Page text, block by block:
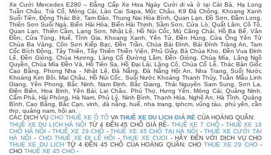
Xe Cưới Mercedes E280 – Đẳng Cấp Xe Hoa Ngày Cưới đi và ở tại Cát Bà, Hạ Long
Tuần Châu, Trà Cổ, Móng Cái, Lào Cai Sapa, Mộc Châu, K9 Đá Chông, Khoang Xanh
Suối Tiên, Động Thác Bờ, Tam Đảo, Thung Nai Hòa Bình, Quan Lạn, Đồ Sơn, Đầm Long,
Thiên Sơn Suối Ngà, Biển Hải Hòa, Biển Hải Thịnh, Sầm Sơn, Cửa Lò, Quất Lâm, Cô Tô,
Quan Lạn, Thiên Cầm, Lạng Sơn, Nhật Lệ, Hồ Núi Cốc, Mù Căng Chải, Hồ Ba Bể, Vân
Đồn, Cửa Tùng, Huế, Tĩnh Gia, Khoang Xanh, Yên Tử, Đền Hùng, Cửa Ông Yên Tử
Chùa Ba Vàng, Côn Sơn Kiếp Bạc, Đền Trần, Chùa Bái Đính, Bái Đính Tràng An, Tam
Cốc Bích Động, Tây Thiên, Tây Thiên Thiền Viện, Phủ Giầy, Bà Chúa Kho, Đền Vua Đinh
Lê, Đền Gióng, Chùa Hương, Làng Cổ Đường Lâm, Đền Gióng, Chùa Mía, Lăng Ngô
Quyền, Chùa Mía Đền Và, Hồ Tiên Sa, Hồ Đại Lải, Lăng Cô, Chùa Cổ Lễ, Thác Bản Giốc
Cao Bằng, Phong Nha - Nhật Lệ, Đà Nẵng, Đà Nẵng Hội An, Nha Trang, Suối Nước
Khoáng Kim Bôi, Mai Châu, Hồ Núi Cốc, Suối Nước Khoáng Thanh Thủy, Tuần Mẫu Linh
Giang, Yên Phong, Bắc Ninh, Nam Định, Bắc Giang, Thái Nguyên Sam Sung, Sơn La,
Điện Biên, Hoa Binh, Yên Bái, Lai Châu, Phú Thọ, Hưng Yên, Móng Cái, Quảng Ninh,
Cẩm Phả, Hải Phòng, Hà Nam, Phủ Lý, Ninh Bình, Thanh Hóa, Nghệ An, Hà Tĩnh, Quảng
Bình, Cao Bằng, Bắc Cạn, vinh, đà nẵng, huế, nha trang, tphcm, vũng tàu, phú yên, cần
thơ, quảng nam, hội an.
CÁC DỊCH VỤ CHO THUÊ XE Ô TÔ VA THUÊ XE DU LỊCH GIÁ RẺ CỦA HOÀNG QUÂN:
THUÊ XE DU LỊCH HÀ NỘI TỪ 4 ĐẾN 45 CHỖ GIÁ RẺ- THUÊ XE 7 CHỖ- THUÊ XE 16
CHỖ HÀ NỘI -THUÊ XE 29 CHỖ -THUÊ XE 45 CHỖ TẠI HÀ NỘI -THUÊ XE CƯỚI TẠI
HÀ NỘI - CHO THUÊ XE ĐI LỄ HỘI -THUE XE CUOI - HÃY ĐẾN VỚI DỊCH VỤ CHO
THUE XE DU LICH TỪ 4 ĐẾN 45 CHỖ CỦA HOÀNG QUÂN: CHOTHUE XE 29 CHO-
CHO THUÊ XE 45 CHỖ -